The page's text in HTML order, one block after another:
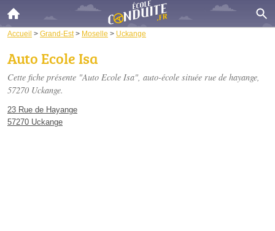
Accueil > Grand-Est> Moselle > Uckange
Auto Ecole Isa
Cette fiche présente "Auto Ecole Isa", auto-école située rue de hayange,
57270 Uckange.
23 Rue de Hayange
57270 Uckange